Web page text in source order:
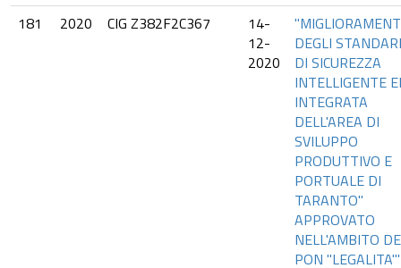
181
2020 CIG Z382F2C367
14-
12-
2020
DEGLI
DI SICUREZZA
INTELLIGENTE
INTEGRATA
DELL'AREA DI
SVILUPPO
PRODUTTIVO E
PORTUALE DI
TARANTO"
APPROVATO
NELL'AMBITO
PON "LEGALITA"'